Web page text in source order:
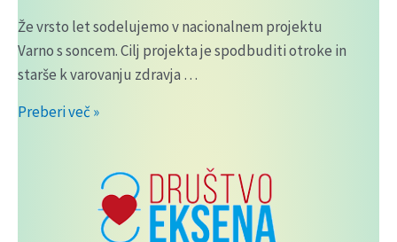
Že vrsto let sodelujemo v nacionalnem projektu
Varno s soncem. Cilj projekta je spodbuditi otroke in
starše k varovanju zdravja …
VARNO
Preberi več »